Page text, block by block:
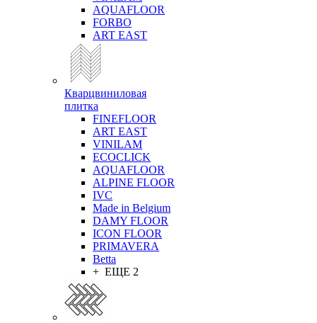
AQUAFLOOR
FORBO
ART EAST
Кварцвиниловая
плитка
FINEFLOOR
ART EAST
VINILAM
ECOCLICK
AQUAFLOOR
ALPINE FLOOR
IVC
Made in Belgium
DAMY FLOOR
ICON FLOOR
PRIMAVERA
Betta
+ ЕЩЕ 2